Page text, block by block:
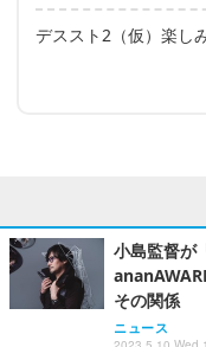
デススト2（仮）楽し
小島監督が
その関係
ニュース